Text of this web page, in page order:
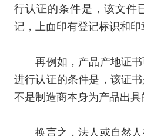
行认证的条件是，该文件
记，上面印有登记标识和印
再例如，产品产地证书
进行认证的条件是，该证
不是制造商本身为产品出具
换言之，法人或自然人